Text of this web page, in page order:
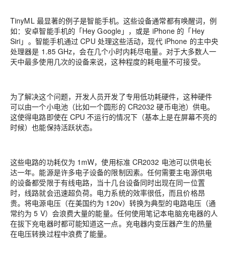
TinyML 最显著的例子是智能手机。这些设备通常都有唤醒词，例
如：安卓智能手机的「Hey Google」，或是 iPhone 的「Hey
Siri」。智能手机通过 CPU 处理这些活动，现代 iPhone 的主中央
处理器是 1.85 GHz，会在几个小时内耗尽电量。对于大多数人一
天中最多使用几次的设备来说，这种程度的耗电量不可接受。
为了解决这个问题，开发人员开发了专用低功耗硬件，这种硬件
可以由一个小电池（比如一个圆形的 CR2032 硬币电池）供电。
这使得电路即使在 CPU 不运行的情况下（基本上是在屏幕不亮的
时候）也能保持活跃状态。
这些电路的功耗仅为 1mW，使用标准 CR2032 电池可以供电长
达一年。能源是许多电子设备的限制因素。任何需要主电源供电
的设备都受限于有线电路，当十几台设备同时出现在同一位置
时，线路就会迅速超负荷。电力系统的效率很低，而且价格昂
贵。将电源电压（在美国约为 120v）转换为典型的电路电压（通
常约为 5 V）会浪费大量的能量。任何使用笔记本电脑充电器的人
在拔下充电器时都可能知道这一点。充电器内变压器产生的热量
在电压转换过程中浪费了能量。